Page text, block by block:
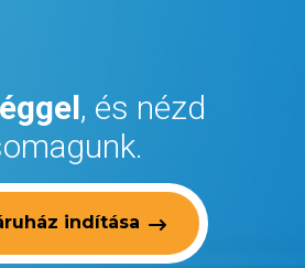
, és nézd
indítása